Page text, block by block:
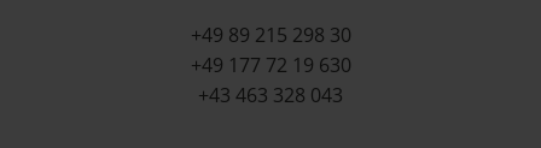
+49 89 215 298 30
+49 177 72 19 630
+43 463 328 043